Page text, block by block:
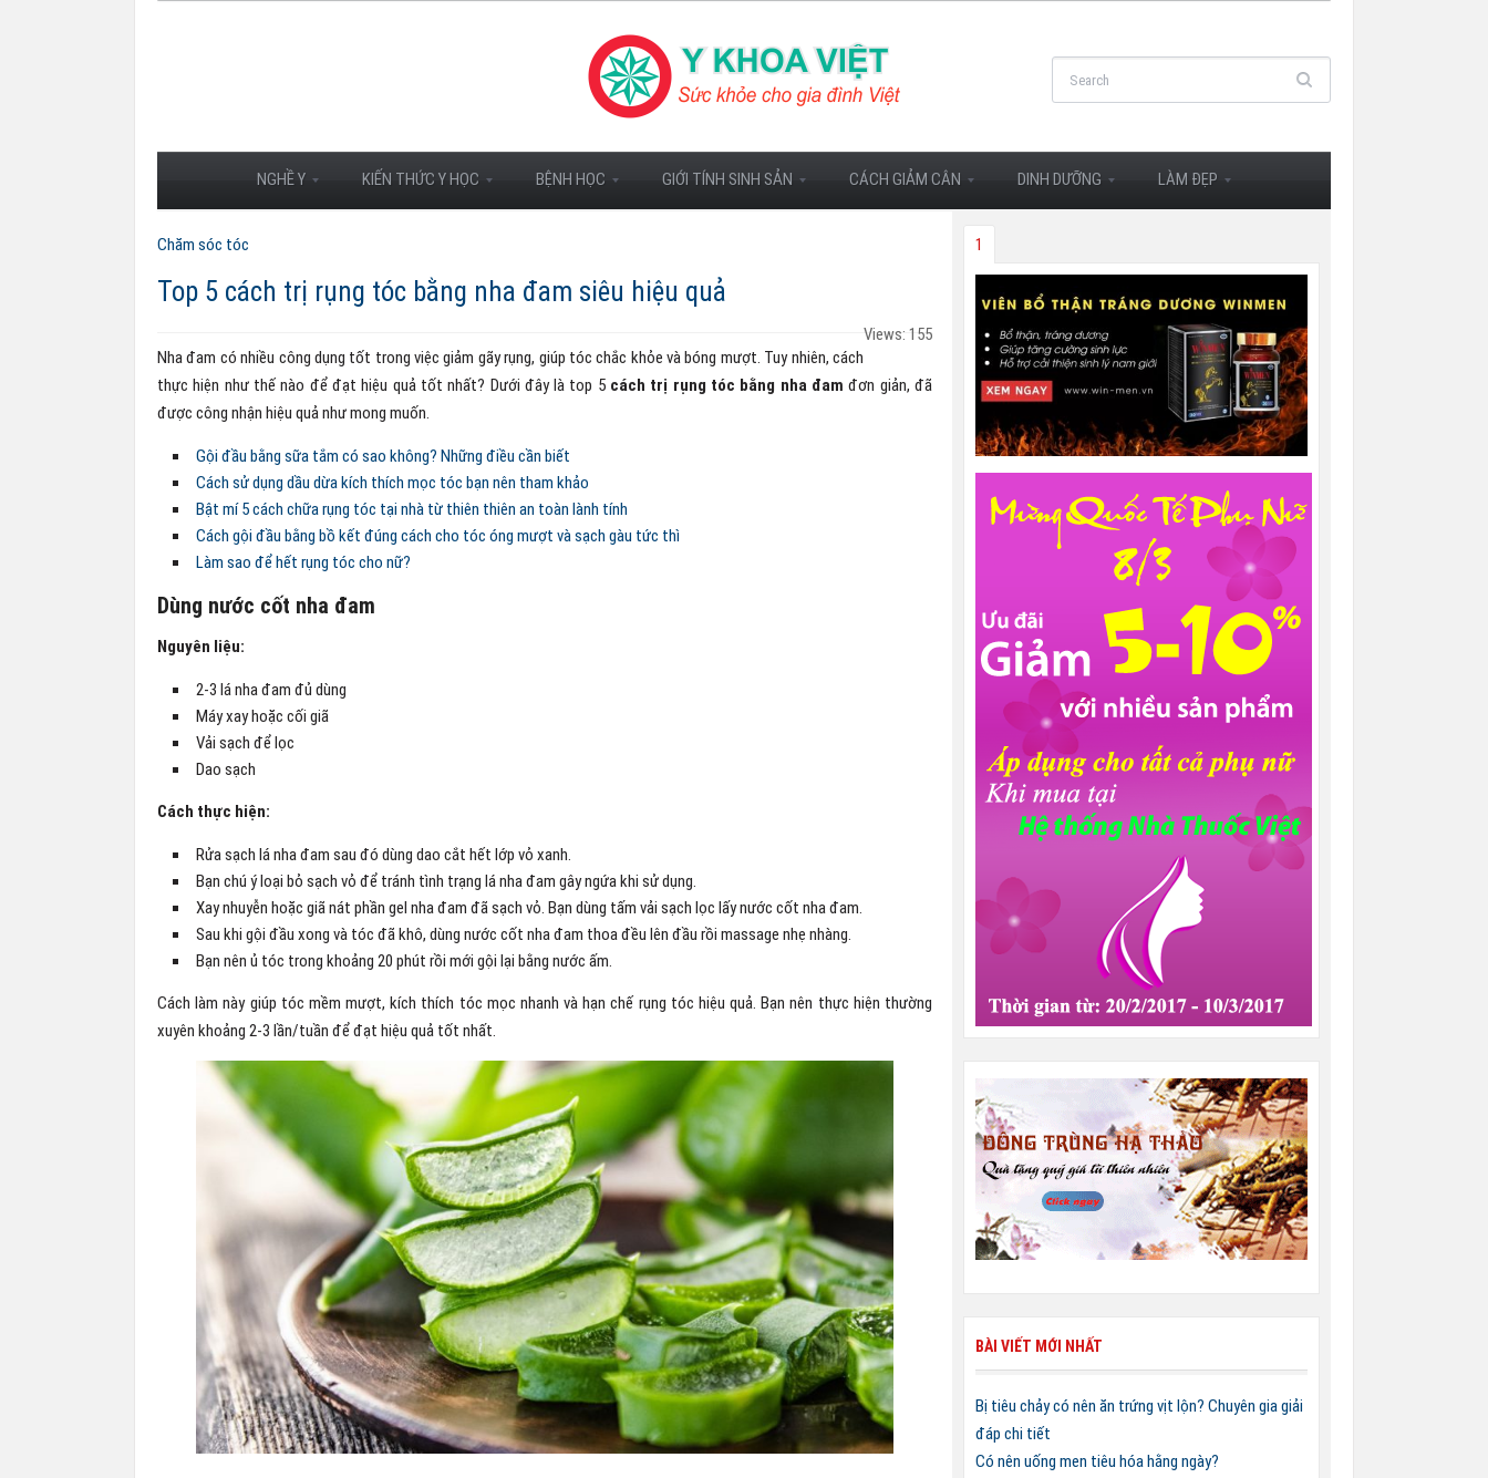
NGHỀ Y KIẾN THỨC Y HỌC BỆNH HỌC GIỚI TÍNH SINH SẢN CÁCH GIẢM CÂN DINH DƯỠNG LÀM ĐẸP
Chăm sóc tóc
Top 5 cách trị rụng tóc bằng nha đam siêu hiệu quả
Views: 155
Nha đam có nhiều công dụng tốt trong việc giảm gãy rụng, giúp tóc chắc khỏe và bóng mượt. Tuy nhiên, cách
thực hiện như thế nào để đạt hiệu quả tốt nhất? Dưới đây là top 5 cách trị rụng tóc bằng nha đam đơn giản, đã
được công nhận hiệu quả như mong muốn.
Gội đầu bằng sữa tắm có sao không? Những điều cần biết
Cách sử dụng dầu dừa kích thích mọc tóc bạn nên tham khảo
Bật mí 5 cách chữa rụng tóc tại nhà từ thiên thiên an toàn lành tính
Cách gội đầu bằng bồ kết đúng cách cho tóc óng mượt và sạch gàu tức thì
Làm sao để hết rụng tóc cho nữ?
Dùng nước cốt nha đam
Nguyên liệu:
2-3 lá nha đam đủ dùng
Máy xay hoặc cối giã
Vải sạch để lọc
Dao sạch
Cách thực hiện:
Rửa sạch lá nha đam sau đó dùng dao cắt hết lớp vỏ xanh.
Bạn chú ý loại bỏ sạch vỏ để tránh tình trạng lá nha đam gây ngứa khi sử dụng.
Xay nhuyễn hoặc giã nát phần gel nha đam đã sạch vỏ. Bạn dùng tấm vải sạch lọc lấy nước cốt nha đam.
Sau khi gội đầu xong và tóc đã khô, dùng nước cốt nha đam thoa đều lên đầu rồi massage nhẹ nhàng.
Bạn nên ủ tóc trong khoảng 20 phút rồi mới gội lại bằng nước ấm.
Cách làm này giúp tóc mềm mượt, kích thích tóc mọc nhanh và hạn chế rụng tóc hiệu quả. Bạn nên thực hiện thường
xuyên khoảng 2-3 lần/tuần để đạt hiệu quả tốt nhất.
1
BÀI VIẾT MỚI NHẤT
Bị tiêu chảy có nên ăn trứng vịt lộn? Chuyên gia giải
đáp chi tiết
Có nên uống men tiêu hóa hằng ngày?